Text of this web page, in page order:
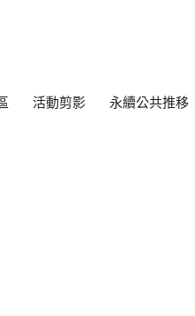
活動剪影 永續公共推移